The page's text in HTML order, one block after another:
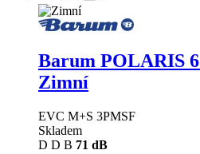
Barum POLARIS 6
Zimní
EVC M+S 3PMSF
Skladem
D D B 71 dB